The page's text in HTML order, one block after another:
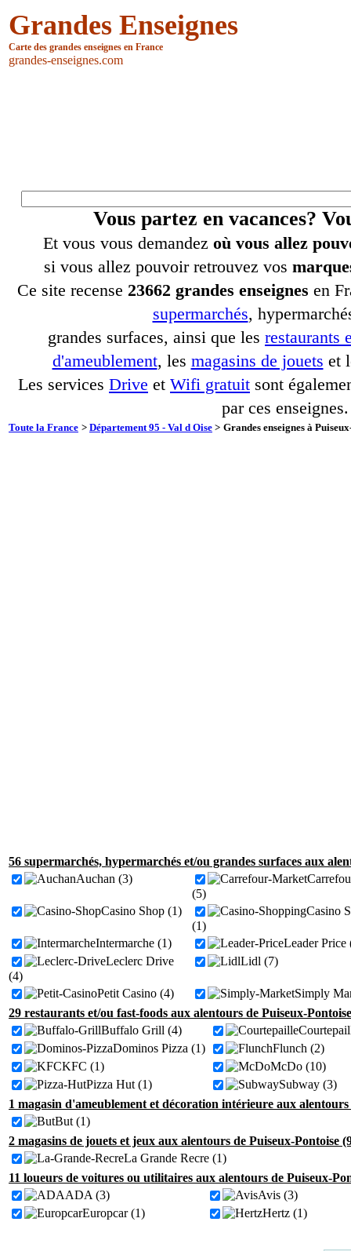
Grandes Enseignes
Carte des grandes enseignes en France
grandes-enseignes.com
Vous partez en vacances?
Et vous vous demandez où vous allez
si vous allez pouvoir retrouvez vos
Ce site recense 23662 grandes enseignes en
supermarchés,
grandes surfaces, ainsi que les restaurants
d'ameublement, les magasins de jouets et
Les services Drive et Wifi gratuit sont
par ces enseignes.
Toute la France > Département 95 - Val d Oise > Grandes enseignes à
56 supermarchés, hypermarchés et/ou grandes surfaces aux
Auchan (3)
(5)
Casino Shop (1)
Casino
(1)
Intermarche (1)
Leader Price
Leclerc Drive
(4)
Lidl (7)
Petit Casino (4)
Simply
29 restaurants et/ou fast-foods aux alentours de Puiseux-
Buffalo Grill (4)
Dominos Pizza (1)
Flunch (2)
KFC (1)
McDo (10)
Pizza Hut (1)
Subway (3)
1 magasin d'ameublement et décoration intérieure aux
But (1)
2 magasins de jouets et jeux aux alentours de Puiseux-Pontoise
La Grande Recre (1)
11 loueurs de voitures ou utilitaires aux alentours de Puiseux-
ADA (3)
Avis (3)
Europcar (1)
Hertz (1)